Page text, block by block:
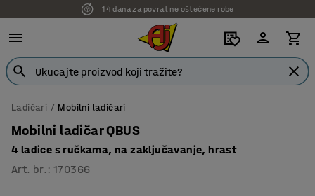
14 dana za povrat ne oštećene robe
7 godina garancije
Ladičari Mobilni ladičari
Mobilni ladičar QBUS
4 ladice s ručkama, na zaključavanje, hrast
Art. br. :170366